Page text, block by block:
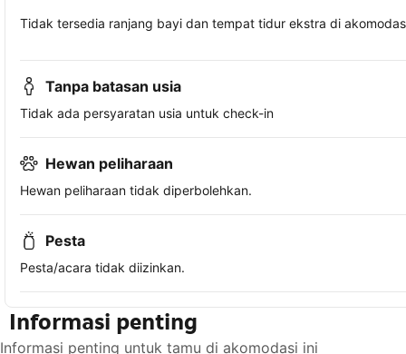
Tidak tersedia ranjang bayi dan tempat tidur ekstra di
Tanpa batasan usia
Tidak ada persyaratan usia untuk check-in
Hewan peliharaan
Hewan peliharaan tidak diperbolehkan.
Pesta
Pesta/acara tidak diizinkan.
Informasi penting
Informasi penting untuk tamu di akomodasi ini